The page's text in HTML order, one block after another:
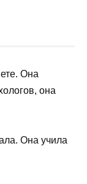
Она
она
Она учила